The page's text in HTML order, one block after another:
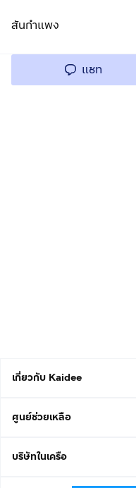
สันกำแพง
แชท
เกี่ยวกับ Kaidee
ศูนย์ช่วยเหลือ
บริษัทในเครือ